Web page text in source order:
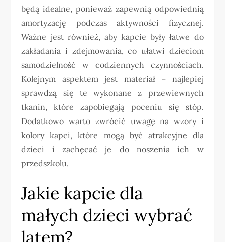
będą idealne, ponieważ zapewnią odpowiednią
amortyzację podczas aktywności fizycznej.
Ważne jest również, aby kapcie były łatwe do
zakładania i zdejmowania, co ułatwi dzieciom
samodzielność w codziennych czynnościach.
Kolejnym aspektem jest materiał – najlepiej
sprawdzą się te wykonane z przewiewnych
tkanin, które zapobiegają poceniu się stóp.
Dodatkowo warto zwrócić uwagę na wzory i
kolory kapci, które mogą być atrakcyjne dla
dzieci i zachęcać je do noszenia ich w
przedszkolu.
Jakie kapcie dla
małych dzieci wybrać
latem?